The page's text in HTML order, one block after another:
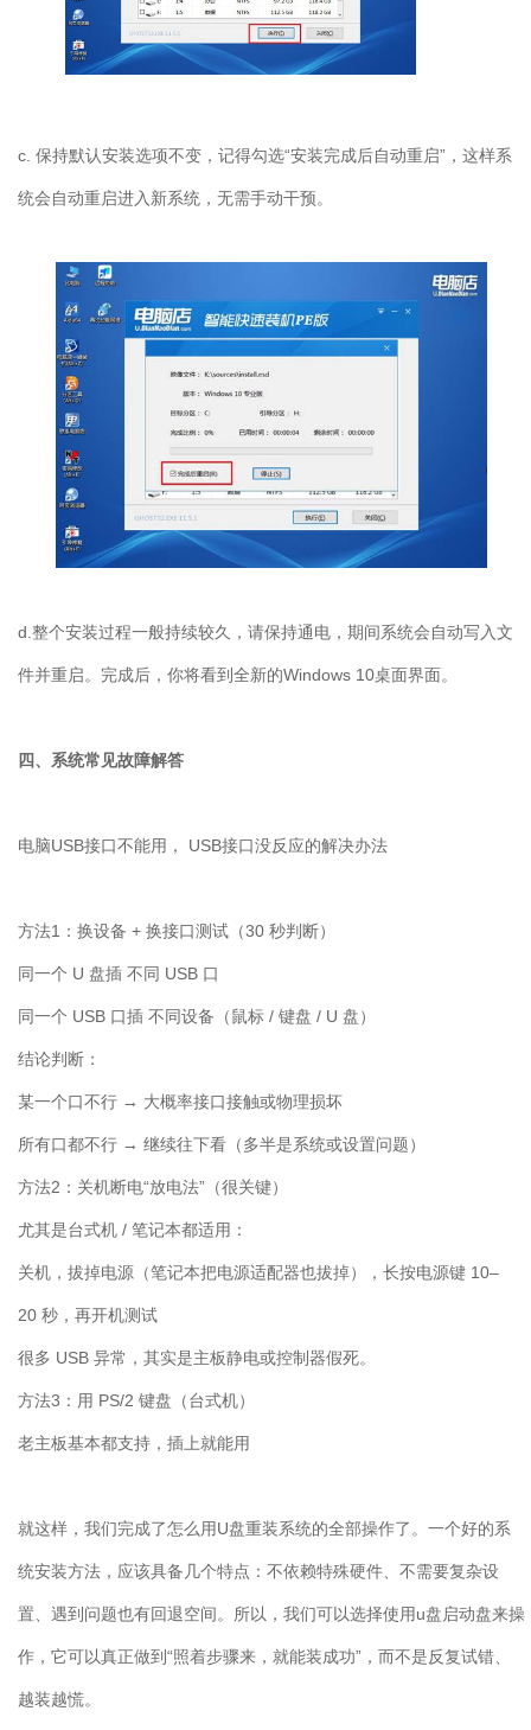
c. 保持默认安装选项不变，记得勾选“安装完成后自动重启”，这样系
统会自动重启进入新系统，无需手动干预。
d. 整个安装过程一般持续较久，请保持通电，期间系统会自动写入文
件并重启。完成后，你将看到全新的Windows 10桌面界面。
四、系统常见故障解答
电脑USB接口不能用， USB接口没反应的解决办法
方法1 ：换设备 + 换接口测试（30 秒判断）
同一个 U 盘插 不同 USB 口
同一个 USB 口插 不同设备（鼠标 / 键盘 / U 盘）
结论判断：
某一个口不行 → 大概率接口接触或物理损坏
所有口都不行 → 继续往下看（多半是系统或设置问题）
方法2 ：关机断电“放电法” （很关键）
尤其是台式机 / 笔记本都适用：
关机，拔掉电源（笔记本把电源适配器也拔掉），长按电源键 10–
20 秒，再开机测试
很多 USB 异常，其实是主板静电或控制器假死。
方法3 ：用 PS/2 键盘（台式机）
老主板基本都支持，插上就能用
就这样，我们完成了怎么用U盘重装系统的全部操作了。一个好的系
统安装方法，应该具备几个特点：不依赖特殊硬件、不需要复杂设
置、遇到问题也有回退空间。所以，我们可以选择使用u盘启动盘来操
作，它可以真正做到“照着步骤来，就能装成功”，而不是反复试错、
越装越慌。